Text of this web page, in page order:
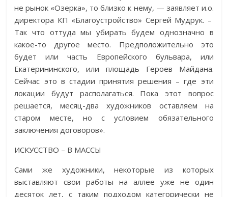
не рынок «Озерка», то близко к нему, — заявляет и.о.
директора КП «Благоустройство» Сергей Мудрук. –
Так что оттуда мы убирать будем однозначно в
какое-то другое место. Предположительно это
будет или часть Европейского бульвара, или
Екатерининского, или площадь Героев Майдана.
Сейчас это в стадии принятия решения – где эти
локации будут располагаться. Пока этот вопрос
решается, месяц-два художников оставляем на
старом месте, но с условием обязательного
заключения договоров».
ИСКУССТВО – В МАССЫ
Сами же художники, некоторые из которых
выставляют свои работы на аллее уже не один
десяток лет, с таким подходом категорически не